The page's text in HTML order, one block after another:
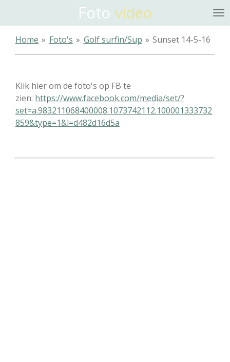
naar
Foto video
Home » Foto's » Golf surfin/Sup » Sunset 14-5-16
Klik hier om de foto's op FB te
zien: https://www.facebook.com/media/set/?
set=a.983211068400008.1073742112.100001333732
859&type=1&l=d482d16d5a